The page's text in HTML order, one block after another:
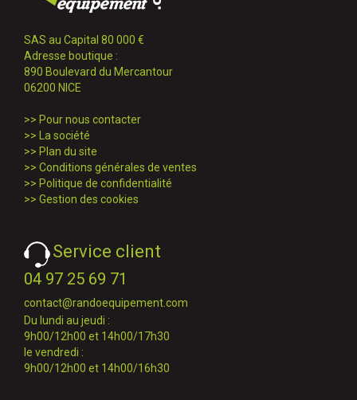
SAS au Capital 80 000 €
Adresse boutique :
890 Boulevard du Mercantour
06200 NICE
>> Pour nous contacter
>>
La société
>> Plan du site
>> Conditions générales de ventes
>> Politique de confidentialité
>> Gestion des cookies
Service client
04 97 25 69 71
contact@randoequipement.com
Du lundi au jeudi :
9h00/12h00 et 14h00/17h30
le vendredi :
9h00/12h00 et 14h00/16h30